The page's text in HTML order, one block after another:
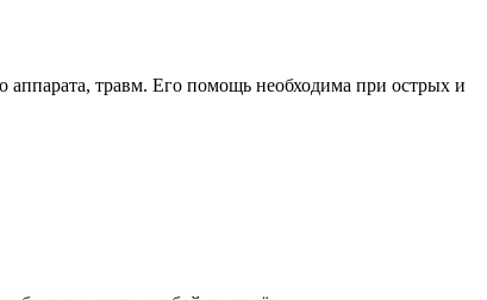
аппарата, травм. Его помощь необходима при острых и